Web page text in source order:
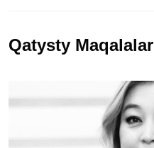
Qatysty Maqalalar